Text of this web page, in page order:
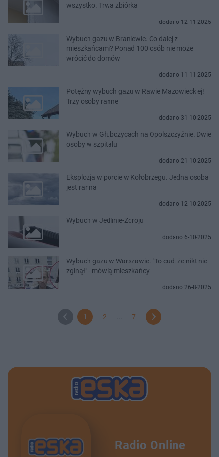
wszystko. Trwa zbiórka
dodano 12-11-2025
Wybuch gazu w Braniewie. Co dalej z
mieszkańcami? Ponad 100 osób nie może
wrócić do domów
dodano 11-11-2025
Potężny wybuch gazu w Rawie Mazowieckiej!
Trzy osoby ranne
dodano 31-10-2025
Wybuch w Głubczycach na Opolszczyźnie. Dwie
osoby w szpitalu
dodano 21-10-2025
Eksplozja w porcie w Kołobrzegu. Jedna osoba
jest ranna
dodano 12-10-2025
Wybuch w Jedlinie-Zdroju
dodano 6-10-2025
Wybuch gazu w Warszawie. "To cud, że nikt nie
zginął" - mówią mieszkańcy
dodano 26-8-2025
1 2 ... 7
Radio Online